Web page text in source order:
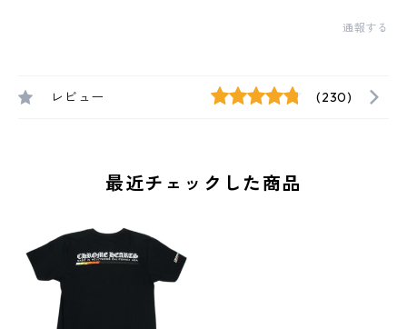
通報する
レビュー (230)
最近チェックした商品